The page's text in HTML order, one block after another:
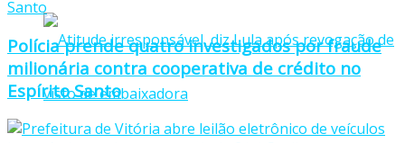
Polícia prende quatro investigados por fraude
milionária contra cooperativa de crédito no
Espírito Santo